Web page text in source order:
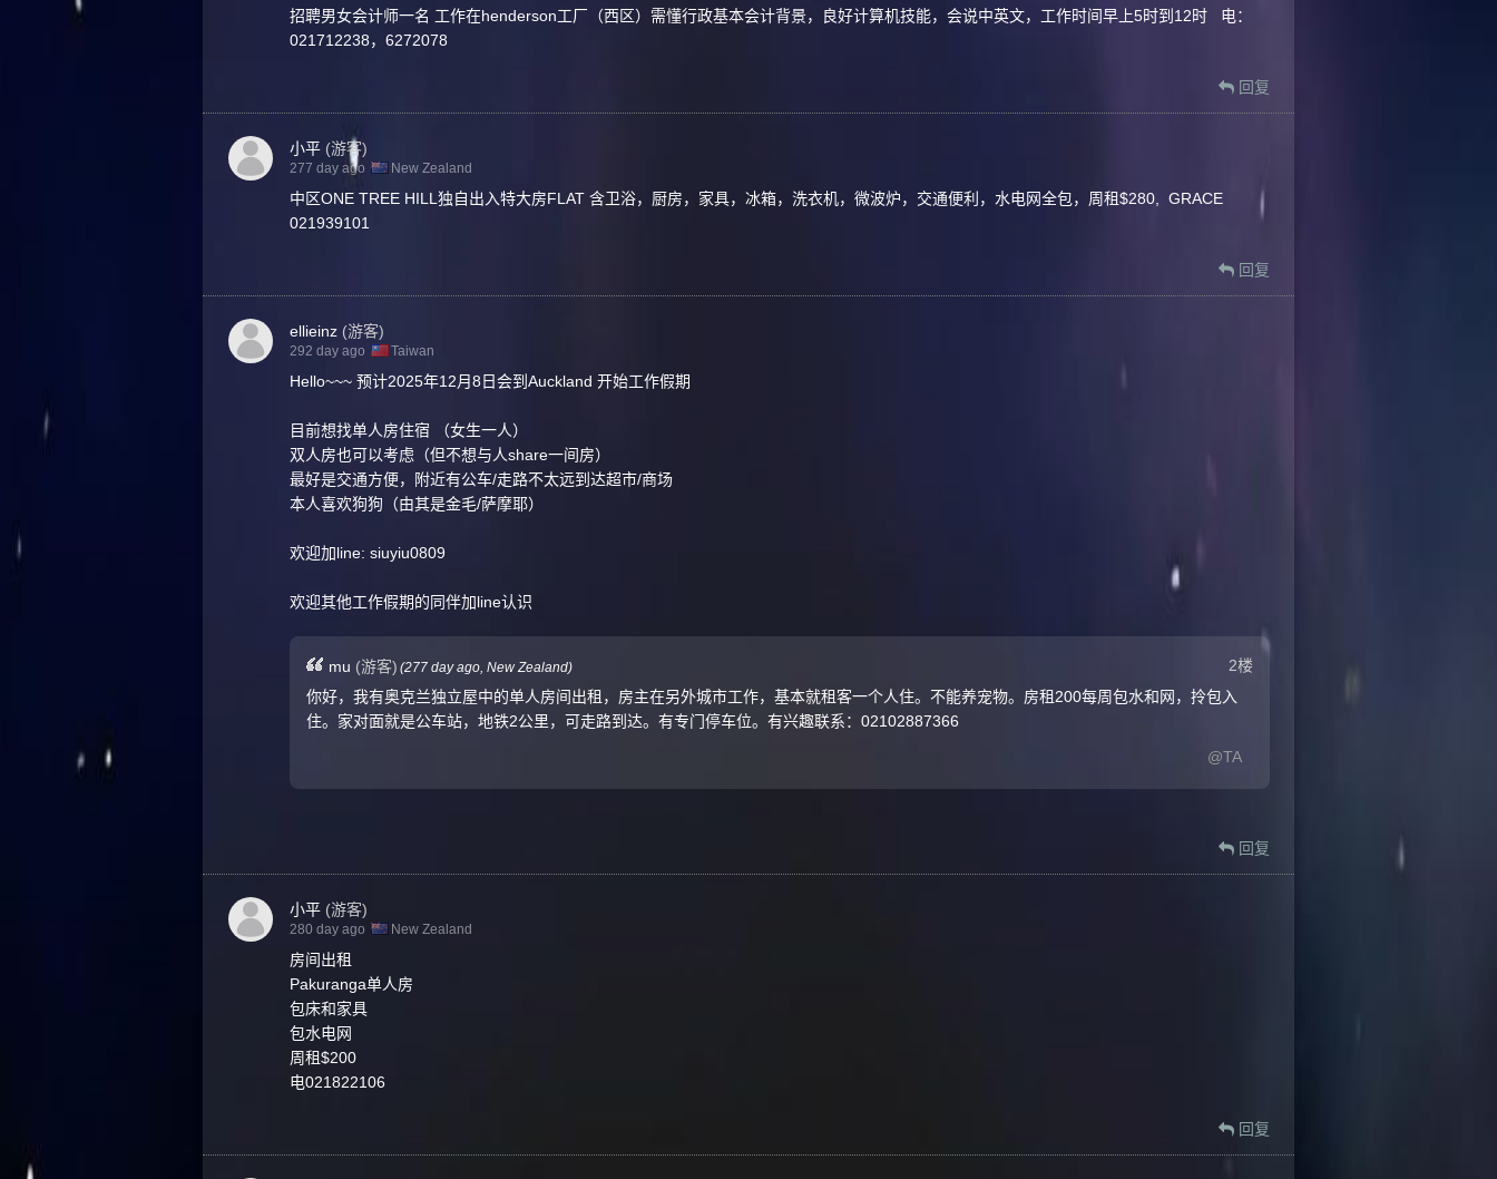
招聘男女会计师一名 工作在henderson工厂（西区）需懂行政基本会计背景，良好计算机技能，会说中英文，工作时间早上5时到12时 电：
021712238，6272078
回复
小平 (游客)
277 day ago New Zealand
中区ONE TREE HILL独自出入特大房FLAT 含卫浴，厨房，家具，冰箱，洗衣机，微波炉，交通便利，水电网全包，周租$280, GRACE
021939101
回复
ellieinz (游客)
292 day ago Taiwan
Hello~~~ 预计2025年12月8日会到Auckland 开始工作假期
目前想找单人房住宿 （女生一人）
双人房也可以考虑（但不想与人share一间房）
最好是交通方便，附近有公车/走路不太远到达超市/商场
本人喜欢狗狗（由其是金毛/萨摩耶）
欢迎加line: siuyiu0809
欢迎其他工作假期的同伴加line认识
2楼
mu (游客) (277 day ago, New Zealand)
你好，我有奥克兰独立屋中的单人房间出租，房主在另外城市工作，基本就租客一个人住。不能养宠物。房租200每周包水和网，拎包入
住。家对面就是公车站，地铁2公里，可走路到达。有专门停车位。有兴趣联系：02102887366
@TA
回复
小平 (游客)
280 day ago New Zealand
房间出租
Pakuranga单人房
包床和家具
包水电网
周租$200
电021822106
回复